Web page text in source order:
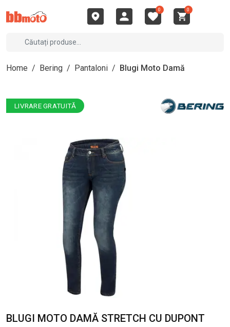
0 0
Home / Bering / Pantaloni / Blugi Moto Damă
LIVRARE GRATUITĂ
BLUGI MOTO DAMĂ STRETCH CU DUPONT